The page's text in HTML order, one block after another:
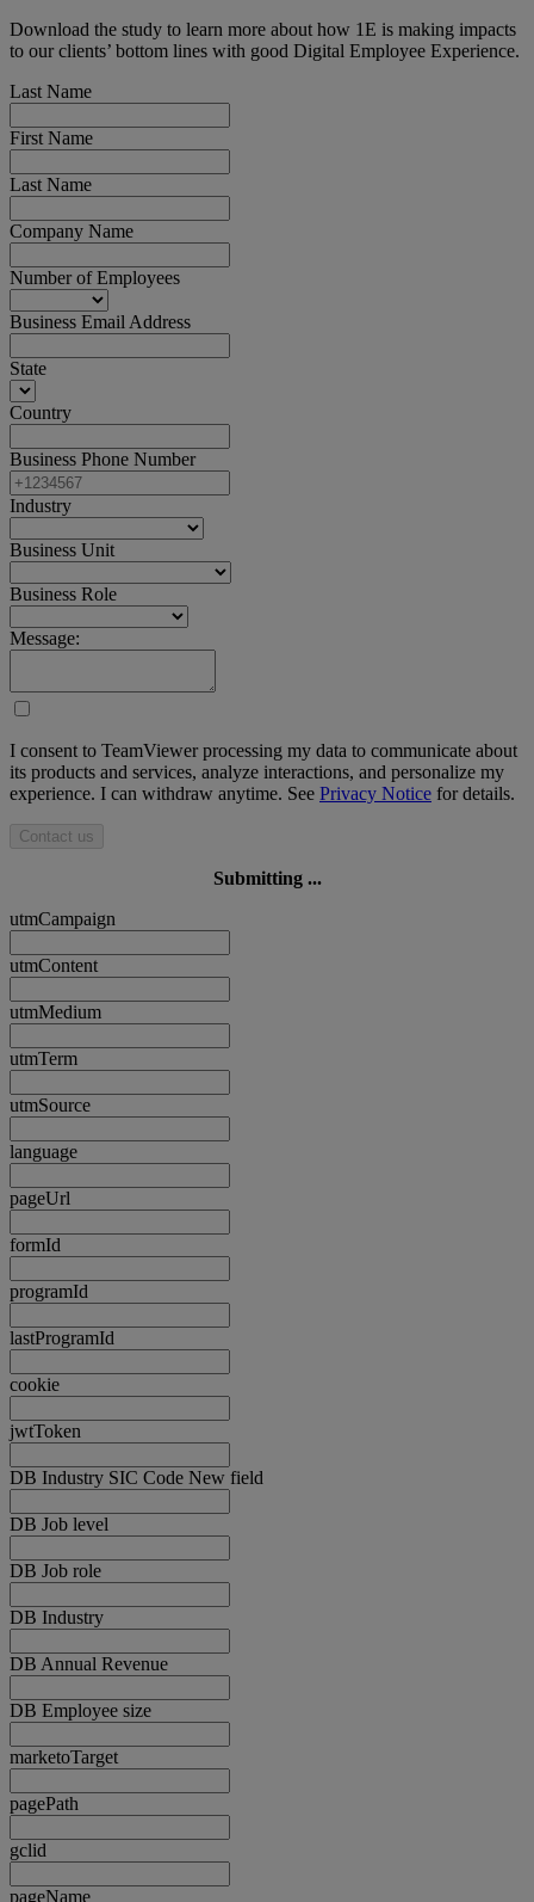
Download the study to learn more about how 1E is making impacts
to our clients’ bottom lines with good Digital Employee Experience.
Last Name
First Name
Last Name
Company Name
Number of Employees
Business Email Address
State
Country
Business Phone Number
Industry
Business Unit
Business Role
Message:
I consent to TeamViewer processing my data to communicate about
its products and services, analyze interactions, and personalize my
experience. I can withdraw anytime. See Privacy Notice for details.
Contact us
Submitting ...
utmCampaign
utmContent
utmMedium
utmTerm
utmSource
language
pageUrl
formId
programId
lastProgramId
cookie
jwtToken
DB Industry SIC Code New field
DB Job level
DB Job role
DB Industry
DB Annual Revenue
DB Employee size
marketoTarget
pagePath
gclid
pageName